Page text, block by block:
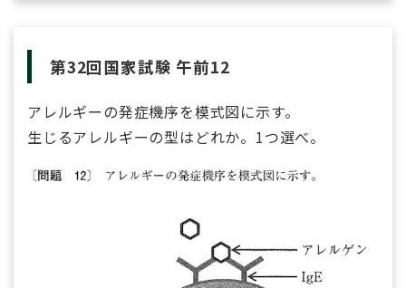
第32回国家試験 午前12
アレルギーの発症機序を模式図に示す。
生じるアレルギーの型はどれか。1つ選べ。